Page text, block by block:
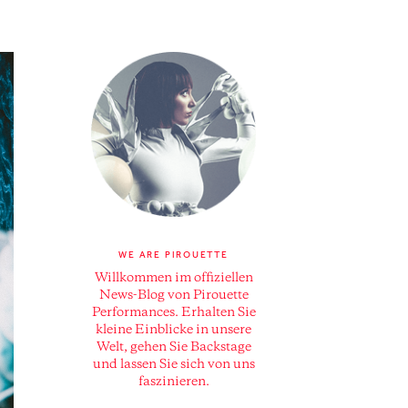
WE ARE PIROUETTE
Willkommen im offiziellen
News-Blog von Pirouette
Performances. Erhalten Sie
kleine Einblicke in unsere
Welt, gehen Sie Backstage
und lassen Sie sich von uns
faszinieren.